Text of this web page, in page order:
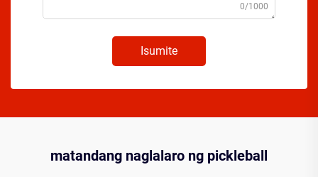
0/1000
Isumite
matandang naglalaro ng pickleball